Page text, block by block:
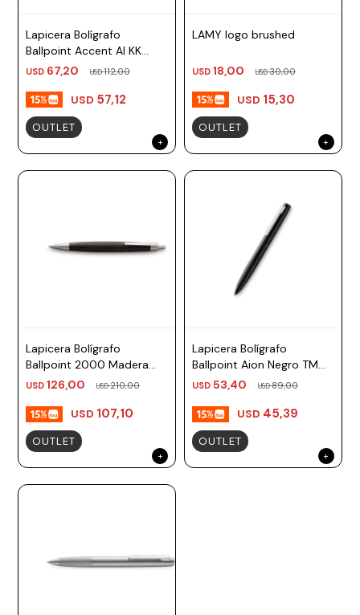
Lapicera Bolígrafo
Ballpoint Accent Al KK
Plateado TM Negro Lamy
USD 67,20 USD112,00
USD 57,12
OUTLET
LAMY logo brushed
USD 18,00 USD30,00
USD 15,30
OUTLET
Lapicera Bolígrafo
Ballpoint 2000 Madera
Granadilla TM Negro Lamy
USD 126,00 USD210,00
USD 107,10
OUTLET
Lapicera Bolígrafo
Ballpoint Aion Negro TM
negro Lamy
USD 53,40 USD89,00
USD 45,39
OUTLET